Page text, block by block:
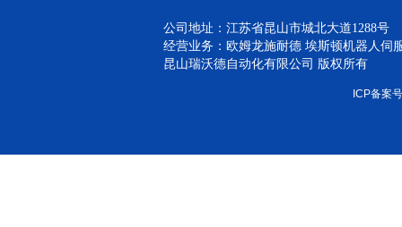
公司地址：江苏省昆山市城北大道1288号
经营业务：欧姆龙施耐德 埃斯顿机器人伺
昆山瑞沃德自动化有限公司 版权所有
ICP备案